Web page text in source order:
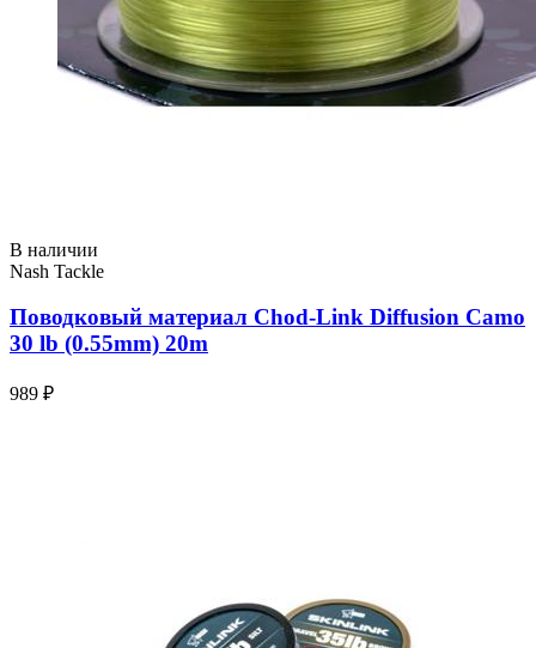
В наличии
Nash Tackle
Поводковый материал Chod-Link Diffusion Camo
30 lb (0.55mm) 20m
989 ₽